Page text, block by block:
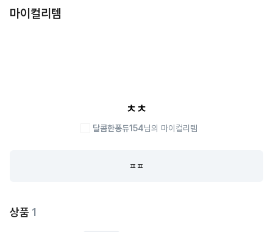
마이컬리템
ㅊㅊ
달콤한퐁듀154님의 마이컬리템
ㅍㅍ
상품 1